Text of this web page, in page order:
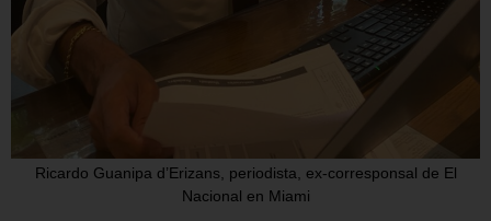
Ricardo Guanipa d’Erizans, periodista, ex-corresponsal de El
Nacional en Miami